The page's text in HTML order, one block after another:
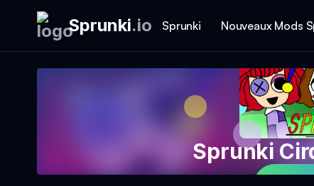
Sprunki.io Sprunki Nouveaux Mods
Sprunki